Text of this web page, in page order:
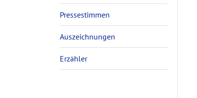
Pressestimmen
Auszeichnungen
Erzähler